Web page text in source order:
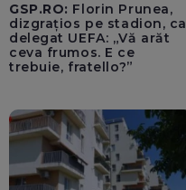
GSP.RO: Florin Prunea,
dizgrațios pe stadion, ca
delegat UEFA: „Vă arăt
ceva frumos. E ce
trebuie, fratello?”